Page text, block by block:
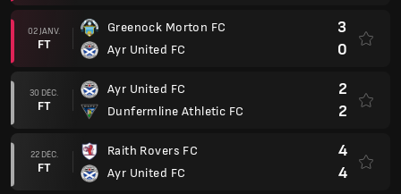
02 JANV.
FT
Greenock Morton FC
Ayr United FC
3
0
30 DÉC.
FT
Ayr United FC
Dunfermline Athletic FC
2
2
22 DÉC.
FT
Raith Rovers FC
Ayr United FC
4
4